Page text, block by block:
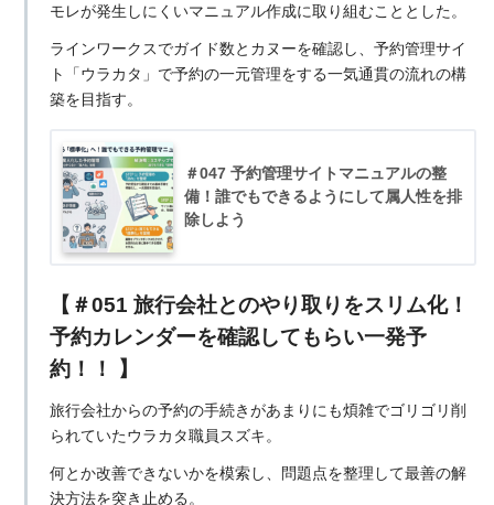
モレが発生しにくいマニュアル作成に取り組むこととした。
ラインワークスでガイド数とカヌーを確認し、予約管理サイ
ト「ウラカタ」で予約の一元管理をする一気通貫の流れの構
築を目指す。
＃047 予約管理サイトマニュアルの整
備！誰でもできるようにして属人性を排
除しよう
【＃051 旅行会社とのやり取りをスリム化！
予約カレンダーを確認してもらい一発予
約！！ 】
旅行会社からの予約の手続きがあまりにも煩雑でゴリゴリ削
られていたウラカタ職員スズキ。
何とか改善できないかを模索し、問題点を整理して最善の解
決方法を突き止める。